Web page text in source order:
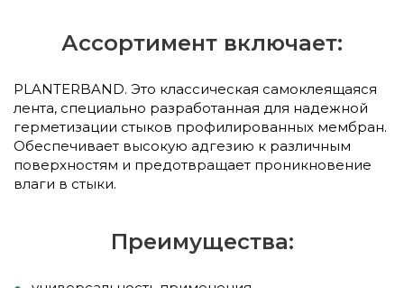
Ассортимент включает:
PLANTERBAND. Это классическая самоклеящаяся
лента, специально разработанная для надежной
герметизации стыков профилированных мембран.
Обеспечивает высокую адгезию к различным
поверхностям и предотвращает проникновение
влаги в стыки.
Преимущества: